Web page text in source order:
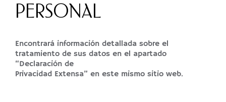
PERSONAL
Encontrará información detallada sobre el
tratamiento de sus datos en el apartado
“Declaración de
Privacidad Extensa” en este mismo sitio web.